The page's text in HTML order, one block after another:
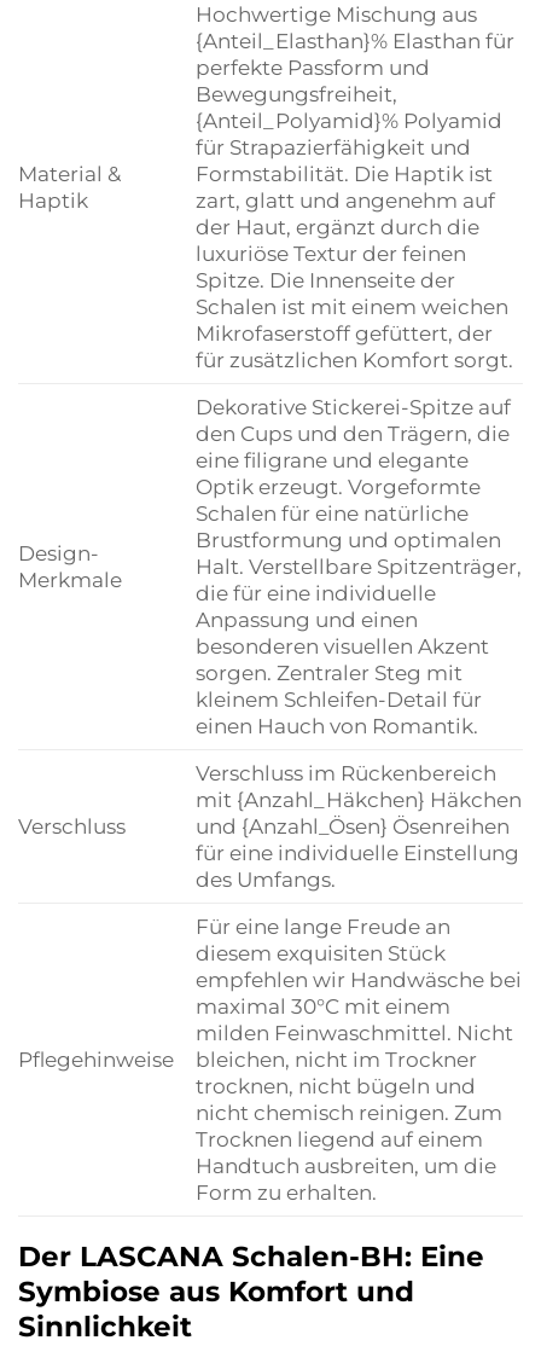
Material &
Haptik
Hochwertige Mischung aus
{Anteil_Elasthan}% Elasthan für
perfekte Passform und
Bewegungsfreiheit,
{Anteil_Polyamid}% Polyamid
für Strapazierfähigkeit und
Formstabilität. Die Haptik ist
zart, glatt und angenehm auf
der Haut, ergänzt durch die
luxuriöse Textur der feinen
Spitze. Die Innenseite der
Schalen ist mit einem weichen
Mikrofaserstoff gefüttert, der
für zusätzlichen Komfort sorgt.
Design-
Merkmale
Dekorative Stickerei-Spitze auf
den Cups und den Trägern, die
eine filigrane und elegante
Optik erzeugt. Vorgeformte
Schalen für eine natürliche
Brustformung und optimalen
Halt. Verstellbare Spitzenträger,
die für eine individuelle
Anpassung und einen
besonderen visuellen Akzent
sorgen. Zentraler Steg mit
kleinem Schleifen-Detail für
einen Hauch von Romantik.
Verschluss
Verschluss im Rückenbereich
mit {Anzahl_Häkchen} Häkchen
und {Anzahl_Ösen} Ösenreihen
für eine individuelle Einstellung
des Umfangs.
Pflegehinweise
Für eine lange Freude an
diesem exquisiten Stück
empfehlen wir Handwäsche bei
maximal 30°C mit einem
milden Feinwaschmittel. Nicht
bleichen, nicht im Trockner
trocknen, nicht bügeln und
nicht chemisch reinigen. Zum
Trocknen liegend auf einem
Handtuch ausbreiten, um die
Form zu erhalten.
Der LASCANA Schalen-BH: Eine
Symbiose aus Komfort und
Sinnlichkeit